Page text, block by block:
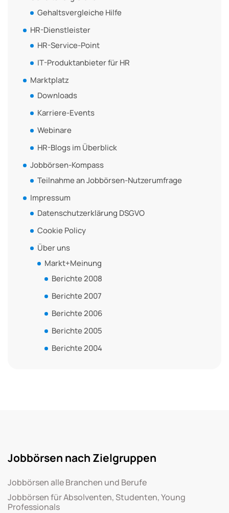
Gehaltsvergleiche Hilfe
HR-Dienstleister
HR-Service-Point
IT-Produktanbieter für HR
Marktplatz
Downloads
Karriere-Events
Webinare
HR-Blogs im Überblick
Jobbörsen-Kompass
Teilnahme an Jobbörsen-Nutzerumfrage
Impressum
Datenschutzerklärung DSGVO
Cookie Policy
Über uns
Markt+Meinung
Berichte 2008
Berichte 2007
Berichte 2006
Berichte 2005
Berichte 2004
Jobbörsen nach Zielgruppen
Jobbörsen alle Branchen und Berufe
Jobbörsen für Absolventen, Studenten, Young
Professionals